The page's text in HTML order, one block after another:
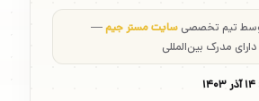
تیم تخصصیسایت مستر جیم—
مدرک بین‌المللی
۱۴ آذر ۱۴۰۳